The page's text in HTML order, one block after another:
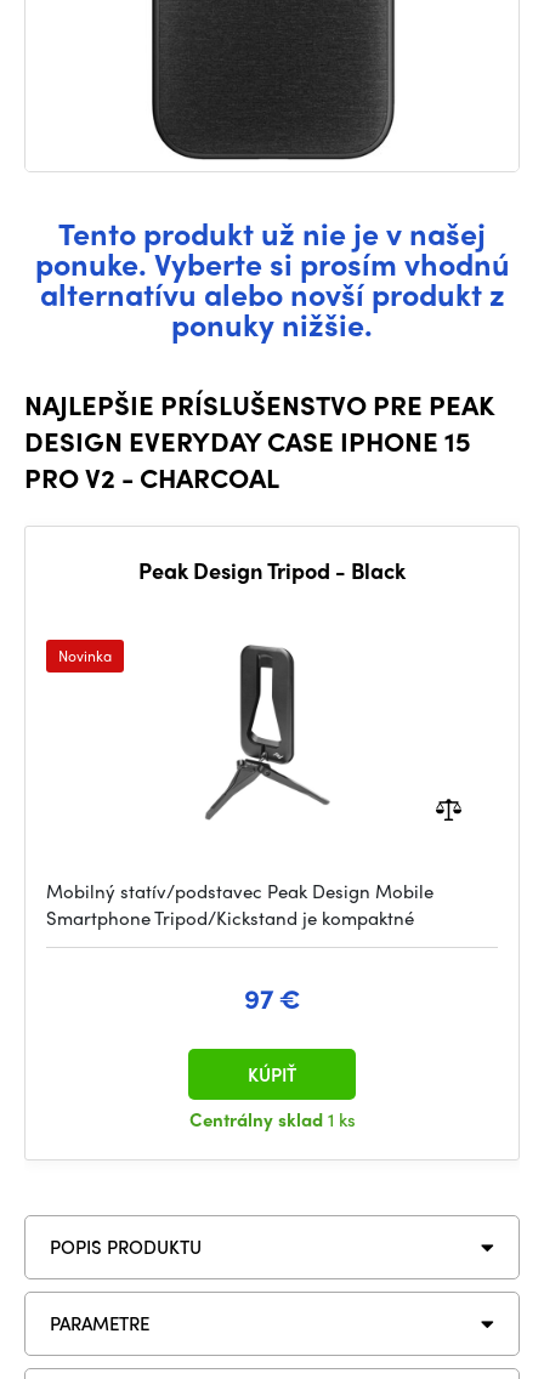
Tento produkt už nie je v našej
ponuke. Vyberte si prosím vhodnú
alternatívu alebo novší produkt z
ponuky nižšie.
NAJLEPŠIE PRÍSLUŠENSTVO PRE PEAK
DESIGN EVERYDAY CASE IPHONE 15
PRO V2 - CHARCOAL
Peak Design Tripod - Black
Novinka
Mobilný statív/podstavec Peak Design Mobile
Smartphone Tripod/Kickstand je kompaktné
97 €
Centrálny sklad1 ks
KÚPIŤ
POPIS PRODUKTU
PARAMETRE